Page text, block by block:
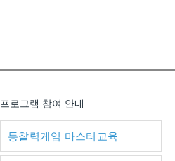
프로그램 참여 안내
통찰력게임 마스터교육